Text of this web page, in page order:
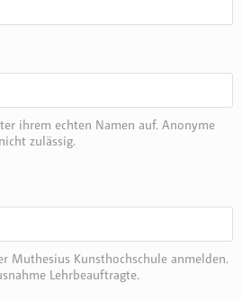
ihrem echten Namen auf. Anonyme
zulässig.
Muthesius Kunsthochschule anmelden.
Lehrbeauftragte.